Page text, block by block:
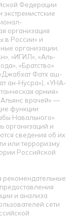
Федерации
организация
в России» и
организации,
«ИГИЛ», «Аль-
«Братство»
«Джабхат Фатх аш-
ан-Нусра»), «УНА-
армия»
врачей» —
функции
Навального»
организаций и
сведения об их
или терроризму.
Российской
и анализа
сети